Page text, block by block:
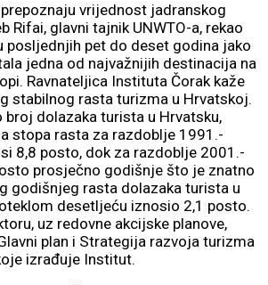
vrijednost jadranskog
Rifai, glavni tajnik UNWTO-a, rekao
posljednjih pet do deset godina jako
jedna od najvažnijih destinacija na
Ravnateljica Instituta Čorak kaže
stabilnog rasta turizma u Hrvatskoj.
broj dolazaka turista u Hrvatsku,
stopa rasta za razdoblje 1991.-
8,8 posto, dok za razdoblje 2001.-
prosječno godišnje što je znatno
godišnjeg rasta dolazaka turista u
desetljeću iznosio 2,1 posto.
uz redovne akcijske planove,
plan i Strategija razvoja turizma
izrađuje Institut.